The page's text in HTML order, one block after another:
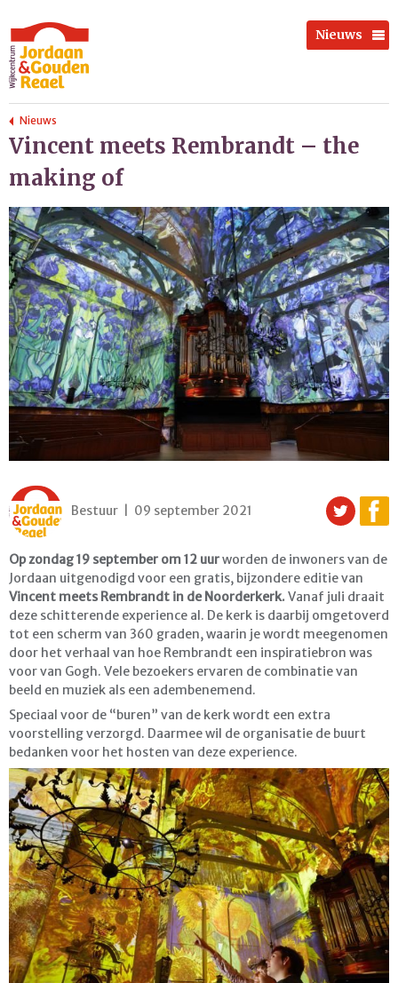
Nieuws
Nieuws
Vincent meets Rembrandt – the
making of
Bestuur | 09 september 2021
Op zondag 19 september om 12 uurworden de inwoners van de
Jordaan uitgenodigd voor een gratis, bijzondere editie van
Vincent meets Rembrandt in de Noorderkerk.Vanaf juli draait
deze schitterende experience al. De kerk is daarbij omgetoverd
tot een scherm van 360 graden, waarin je wordt meegenomen
door het verhaal van hoe Rembrandt een inspiratiebron was
voor van Gogh. Vele bezoekers ervaren de combinatie van
beeld en muziek als een adembenemend.
Speciaal voor de “buren” van de kerk wordt een extra
voorstelling verzorgd. Daarmee wil de organisatie de buurt
bedanken voor het hosten van deze experience.